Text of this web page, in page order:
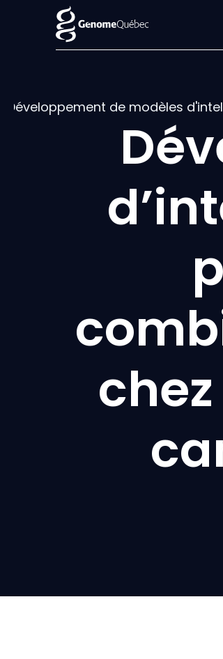
Développement de modèles